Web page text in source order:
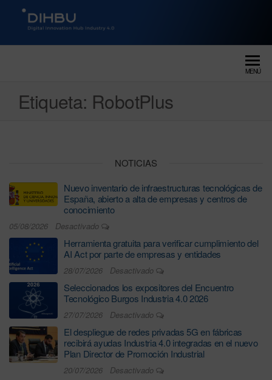
DIGITAL INNOVATION HUB
MENÚ
Etiqueta: RobotPlus
NOTICIAS
Nuevo inventario de infraestructuras tecnológicas de
España, abierto a alta de empresas y centros de
conocimiento
05/08/2026 Desactivado
Herramienta gratuita para verificar cumplimiento del
AI Act por parte de empresas y entidades
28/07/2026 Desactivado
Seleccionados los expositores del Encuentro
Tecnológico Burgos Industria 4.0 2026
27/07/2026 Desactivado
El despliegue de redes privadas 5G en fábricas
recibirá ayudas Industria 4.0 integradas en el nuevo
Plan Director de Promoción Industrial
20/07/2026 Desactivado